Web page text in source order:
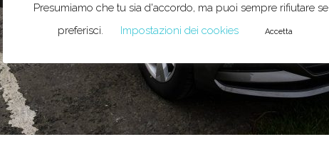
Presumiamo che tu sia d'accordo, ma puoi sempre rifiutare se
preferisci.
Impostazioni dei cookies Accetta